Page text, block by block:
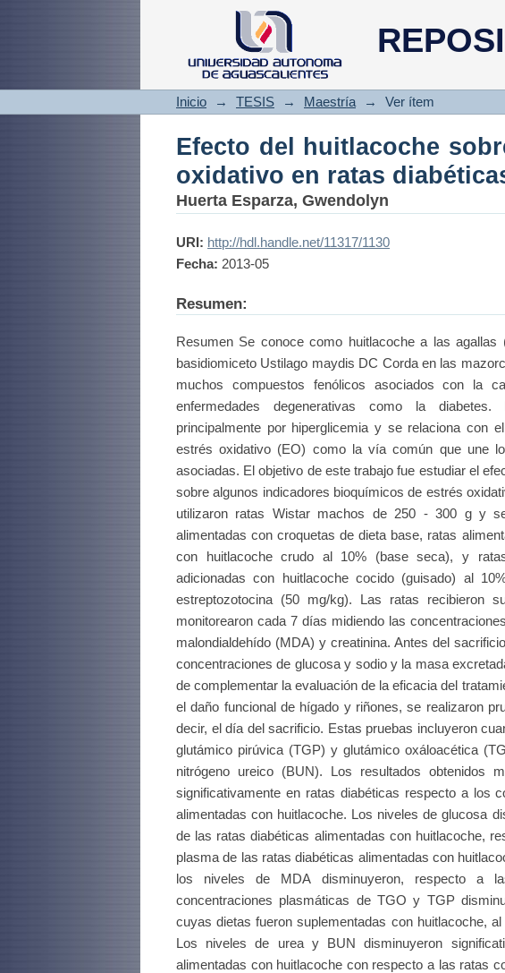
Efecto del huitlacoche
diabéticas y normales
Inicio → TESIS → Maestría → Ver ítem
Efecto del huitlacoche
oxidativo en ratas
Huerta Esparza, Gwendolyn
URI: http://hdl.handle.net/11317/1130
Fecha: 2013-05
Resumen:
Resumen Se conoce como huitlacoche a las
basidiomiceto Ustilago maydis DC Corda en las
muchos compuestos fenólicos asociados con la
enfermedades degenerativas como la
principalmente por hiperglicemia y se relaciona con
estrés oxidativo (EO) como la vía común que une
asociadas. El objetivo de este trabajo fue estudiar el
sobre algunos indicadores bioquímicos de estrés
utilizaron ratas Wistar machos de 250 - 300 g y
alimentadas con croquetas de dieta base, ratas
con huitlacoche crudo al 10% (base seca), y
adicionadas con huitlacoche cocido (guisado) al
estreptozotocina (50 mg/kg). Las ratas recibieron
monitorearon cada 7 días midiendo las
malondialdehído (MDA) y creatinina. Antes del
concentraciones de glucosa y sodio y la masa
de complementar la evaluación de la eficacia del
el daño funcional de hígado y riñones, se realizaron
decir, el día del sacrificio. Estas pruebas incluyeron
glutámico pirúvica (TGP) y glutámico oxáloacética
nitrógeno ureico (BUN). Los resultados obtenidos
significativamente en ratas diabéticas respecto a los
alimentadas con huitlacoche. Los niveles de glucosa
de las ratas diabéticas alimentadas con huitlacoche,
plasma de las ratas diabéticas alimentadas con
los niveles de MDA disminuyeron, respecto a
concentraciones plasmáticas de TGO y TGP
cuyas dietas fueron suplementadas con huitlacoche,
Los niveles de urea y BUN disminuyeron
alimentadas con huitlacoche con respecto a las ratas